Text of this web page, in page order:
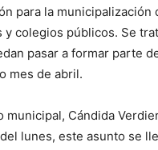
para la municipalización
colegios públicos. Se
pasar a formar parte
mes de abril.
Cándida
lunes, este asunto se